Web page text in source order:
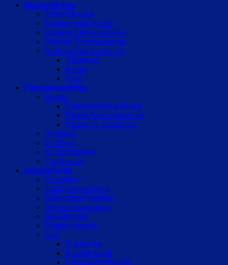
Husholdning
Timer/Minutur
Køkkenartikl.m.tale
Diverse køkkenartikler
Artikler/ Synshandicap.
Artikl./andre handicap
Tallerkner
Bestik
Krus
Færdselsartikler
Bagde
Badge/synshandicap
Badge/hørerhandicap
Badge m. diagnose
Armbind
Emblem
Klistermærker
Trafikveste
Hobby/Fritid
Syartikler
Taktil Afmærkning
Måleudstyr/Værktøj
Afmærk/markering
Beklædning
Digital afmærk.
Spil
Bolde/Leg
Bræt/Brikspil
Kortspil/Kortholder